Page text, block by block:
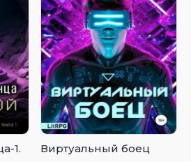
1.
Виртуальный боец